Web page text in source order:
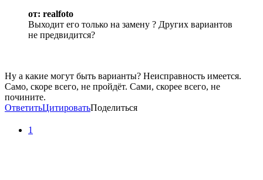
от: realfoto
Выходит его только на замену ? Других вариантов
не предвидится?
Ну а какие могут быть варианты? Неисправность имеется.
Само, скоре всего, не пройдёт. Сами, скорее всего, не
почините.
ОтветитьЦитироватьПоделиться
1